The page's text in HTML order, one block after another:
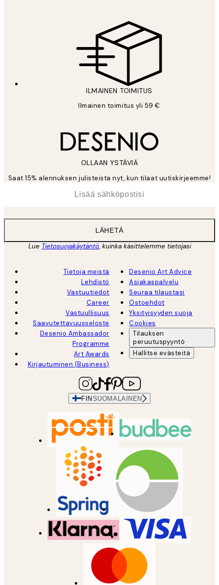
ILMAINEN TOIMITUS
Ilmainen toimitus yli 59 €
OLLAAN YSTÄVIÄ
Saat 15% alennuksen julisteista nyt, kun tilaat uutiskirjeemme!
LÄHETÄ
Lue Tietosuojakäytäntö, kuinka käsittelemme tietojasi
Tietoja meistä
Lehdistö
Vastuutiedot
Career
Vastuullisuus
Saavutettavuusseloste
Desenio Ambassador
Programme
Art Awards
Kirjautuminen (Business)
Desenio Art Advice
Asiakaspalvelu
Seuraa tilaustasi
Ostoehdot
Yksityisyyden suoja
Cookies
Tilauksen
peruutuspyyntö
Hallitse evästeitä
FINSUOMALAINEN